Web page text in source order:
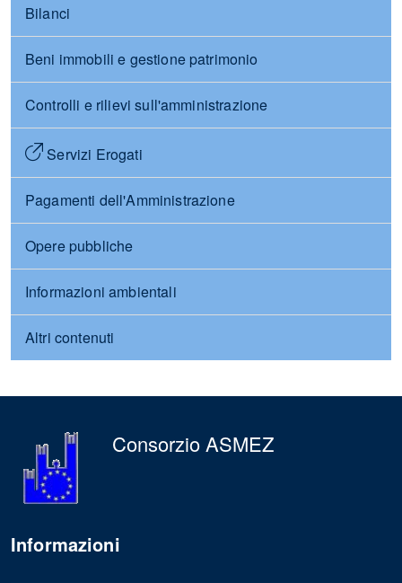
Bilanci
Beni immobili e gestione patrimonio
Controlli e rilievi sull'amministrazione
Servizi Erogati
Pagamenti dell'Amministrazione
Opere pubbliche
Informazioni ambientali
Altri contenuti
Consorzio ASMEZ
Informazioni